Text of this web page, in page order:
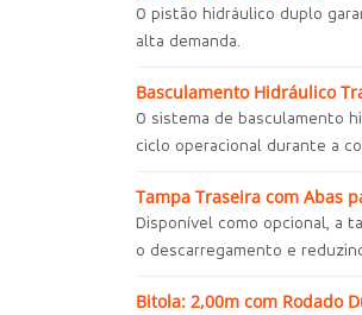
O pistão hidráulico duplo
alta demanda.
Basculamento Hidráulico
O sistema de basculamento
ciclo operacional durante a
Tampa Traseira com Abas
Disponível como opcional, a
o descarregamento e
Bitola: 2,00m com Rodado